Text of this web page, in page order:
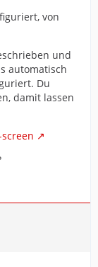
von
und
automatisch
Du
damit lassen